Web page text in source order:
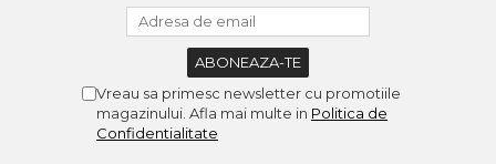
Vreau sa primesc newsletter cu promotiile
magazinului. Afla mai multe in Politica de
Confidentialitate